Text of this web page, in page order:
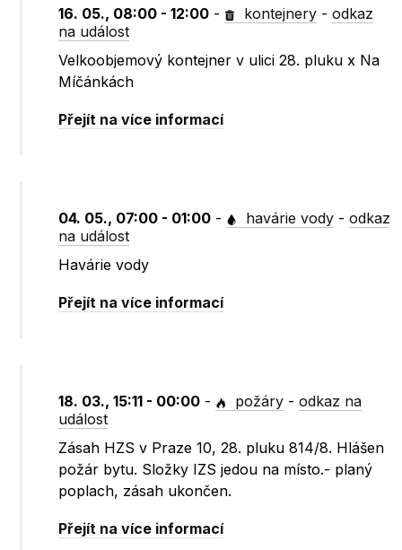
16. 05., 08:00 - 12:00 - kontejnery -odkaz
na událost
Velkoobjemový kontejner v ulici 28. pluku x Na
Míčánkách
Přejít na více informací
04. 05., 07:00 - 01:00 - havárie vody -odkaz
na událost
Havárie vody
Přejít na více informací
18. 03., 15:11 - 00:00 - požáry -odkaz na
událost
Zásah HZS v Praze 10, 28. pluku 814/8. Hlášen
požár bytu. Složky IZS jedou na místo.- planý
poplach, zásah ukončen.
Přejít na více informací